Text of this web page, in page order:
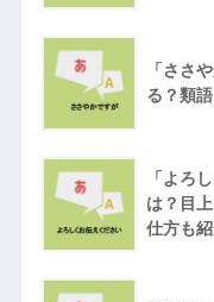
「ささ
る？類
「よろ
は？目
仕方も